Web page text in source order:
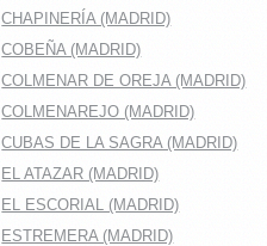
CHAPINERÍA (MADRID)
COBEÑA (MADRID)
COLMENAR DE OREJA (MADRID)
COLMENAREJO (MADRID)
CUBAS DE LA SAGRA (MADRID)
EL ATAZAR (MADRID)
EL ESCORIAL (MADRID)
ESTREMERA (MADRID)